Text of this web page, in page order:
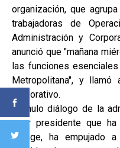
organización, que
trabajadoras de
Administración y
anunció que "mañana
las funciones
Metropolitana", y
corporativo.
"El nulo diálogo de la
peor presidente que
Grange, ha empujado